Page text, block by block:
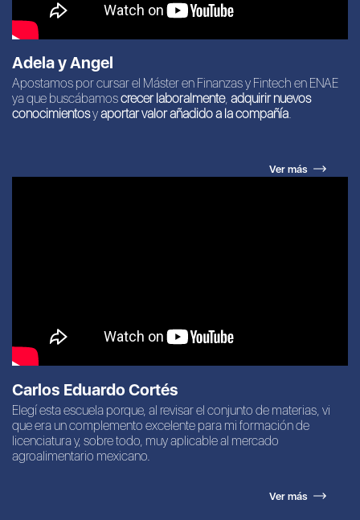
Adela y Angel
Apostamos por cursar el Máster en Finanzas y Fintech en ENAE
ya que buscábamoscrecer laboralmente, adquirir nuevos
conocimientosyaportar valor añadido a la compañía.
Ver más
Carlos Eduardo Cortés
Elegí esta escuela porque, al revisar el conjunto de materias, vi
que era un complemento excelente para mi formación de
licenciatura y, sobre todo, muy aplicable al mercado
agroalimentario mexicano.
Ver más